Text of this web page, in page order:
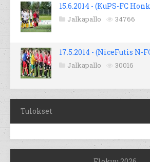
15.6.2014 - (KuPS-FC
Jalkapallo 34766
17.5.2014 - (NiceFutis N-
Jalkapallo 30016
Tulokset